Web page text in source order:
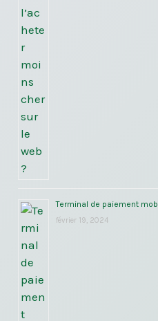
Terminal de paiement
février 19, 2024